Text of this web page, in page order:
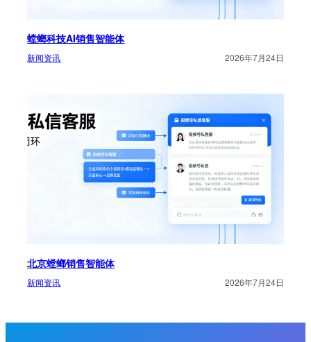
螳螂科技AI销售智能体
新闻资讯 2026年7月24日
北京螳螂销售智能体
新闻资讯 2026年7月24日